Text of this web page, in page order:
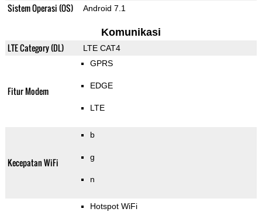
Sistem Operasi (OS) Android 7.1
Komunikasi
LTE Category (DL) LTE CAT4
Fitur Modem
GPRS
EDGE
LTE
Kecepatan WiFi
b
g
n
Hotspot WiFi